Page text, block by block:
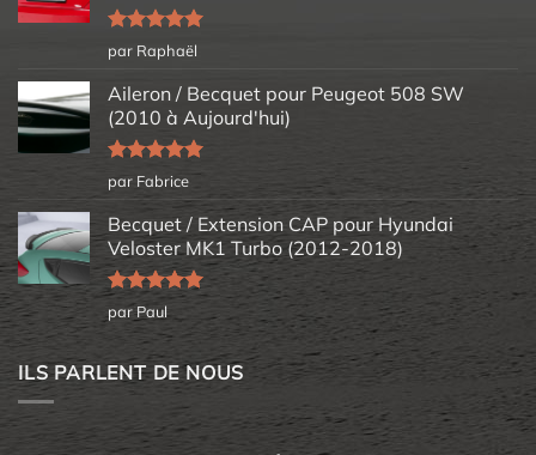
Note5sur
5
par Raphaël
Aileron / Becquet pour Peugeot 508 SW
(2010 à Aujourd'hui)
Note5sur
5
par Fabrice
Becquet / Extension CAP pour Hyundai
Veloster MK1 Turbo (2012-2018)
Note5sur
5
par Paul
ILS PARLENT DE NOUS